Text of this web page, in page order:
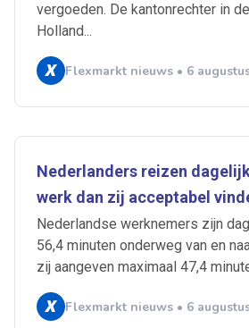
vergoeden. De kantonrechter in
Holland...
Flexmarkt nieuws • 6
Nederlanders reizen
werk dan zij acceptabel
Nederlandse werknemers zijn
56,4 minuten onderweg van en
zij aangeven maximaal 47,4
Flexmarkt nieuws • 6